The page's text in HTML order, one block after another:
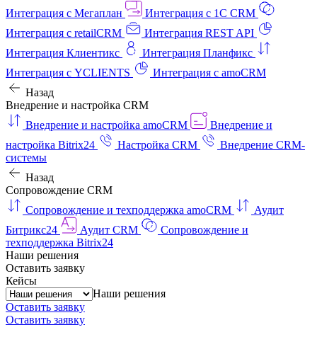
Интеграция с Мегаплан
Интеграция с 1C CRM
Интеграция с retailCRM
Интеграция REST API
Интеграция Клиентикс
Интеграция Планфикс
Интеграция с YCLIENTS
Интеграция с amoCRM
Назад
Внедрение и настройка CRM
Внедрение и настройка amoCRM
Внедрение и
настройка Bitrix24
Настройка CRM
Внедрение CRM-
системы
Назад
Сопровождение CRM
Сопровождение и техподдержка amoCRM
Аудит
Битрикс24
Аудит CRM
Сопровождение и
техподдержка Bitrix24
Наши решения
Оставить заявку
Кейсы
Наши решения
Оставить заявку
Оставить заявку